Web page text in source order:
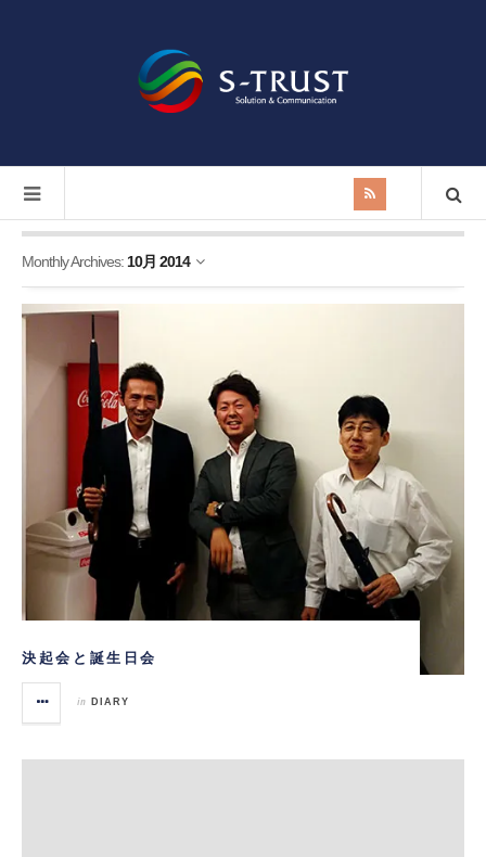
Monthly Archives:10月 2014
決起会と誕生日会
in DIARY